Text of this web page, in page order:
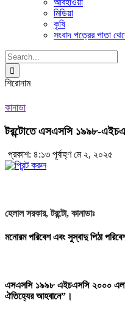
আবহাওয়া
মিডিয়া
কৃষি
সংবাদ পত্রের পাতা
Search
for:
শিরোনাম
কানাডা
টরন্টোতে এসএসসি ১৯৯৮-
প্রকাশ: ৪:১৩ পূর্বাহ্ণ মে ২, ২০২৫
হেলাল সরকার, টরন্টো, কানাডাঃ
মনোরম পরিবেশ এবং সুস্বাদু পিঠা
এসএসসি ১৯৯৮ এইচএসসি ২০০০
ঐতিহ্যের আহবানে”।